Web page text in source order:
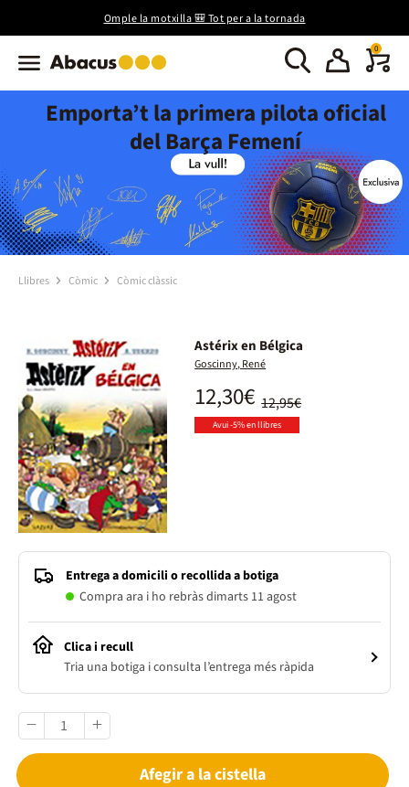
Omple la motxilla 🎒 Tot per a la tornada
0
Emporta’t la primera pilota oficial
del Barça Femení
Llibres Còmic Còmic clàssic
Astérix en Bélgica
Goscinny, René
12,95€
12,30€
Avui -5% en llibres
Entrega a domicili o recollida a botiga
Compra ara i ho rebràs dimarts 11 agost
Clica i recull
Tria una botiga i consulta l’entrega més ràpida
Afegir a la cistella